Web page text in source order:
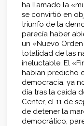
ha llamado la
se convirtió en
triunfo de la
parecía haber
un «Nuevo
totalidad de las
ineluctable. El
habían predicho
democracia, ya
día tras la caída
Center, el 11 de
de detener la
democrático,